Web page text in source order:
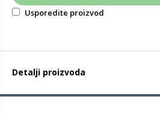
Usporedite proizvod
Detalji proizvoda